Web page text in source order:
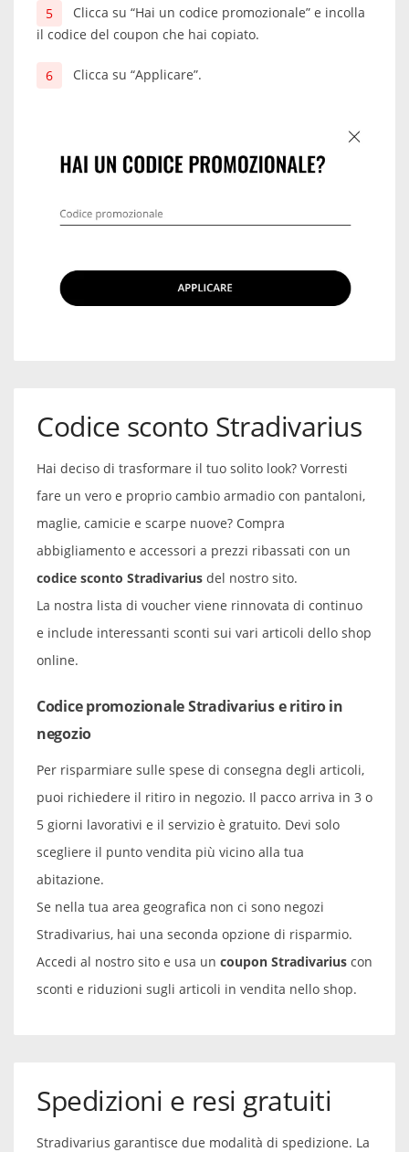
Clicca su “Hai un codice promozionale” e incolla
il codice del coupon che hai copiato.
Clicca su “Applicare”.
Codice sconto Stradivarius
Hai deciso di trasformare il tuo solito look? Vorresti
fare un vero e proprio cambio armadio con pantaloni,
maglie, camicie e scarpe nuove? Compra
abbigliamento e accessori a prezzi ribassati con un
codice sconto Stradivarius del nostro sito.
La nostra lista di voucher viene rinnovata di continuo
e include interessanti sconti sui vari articoli dello shop
online.
Codice promozionale Stradivarius e ritiro in
negozio
Per risparmiare sulle spese di consegna degli articoli,
puoi richiedere il ritiro in negozio. Il pacco arriva in 3 o
5 giorni lavorativi e il servizio è gratuito. Devi solo
scegliere il punto vendita più vicino alla tua
abitazione.
Se nella tua area geografica non ci sono negozi
Stradivarius, hai una seconda opzione di risparmio.
Accedi al nostro sito e usa un coupon Stradivarius con
sconti e riduzioni sugli articoli in vendita nello shop.
Spedizioni e resi gratuiti
Stradivarius garantisce due modalità di spedizione. La